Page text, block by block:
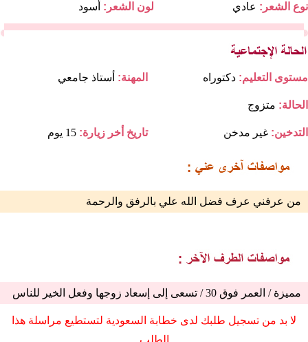
لون الشعر: أسود نوع الشعر: عادي
المهنة: أستاذ جامعي مستوى التعليم: دكتوراه
الحالة: متزوج
تاريخ أخر زيارة: 15 يوم التدخين: غير مدخن
من عرفني عرف فضل الله علي بالرفق والرحمة
مميزة / العمر فوق 30 / تسعى إلى إسعاد زوجها وفعل الخير للناس
لا بد من تسجيل طلبك لدى خطابة السعودية لتستطيع مراسلة هذا
الطلب